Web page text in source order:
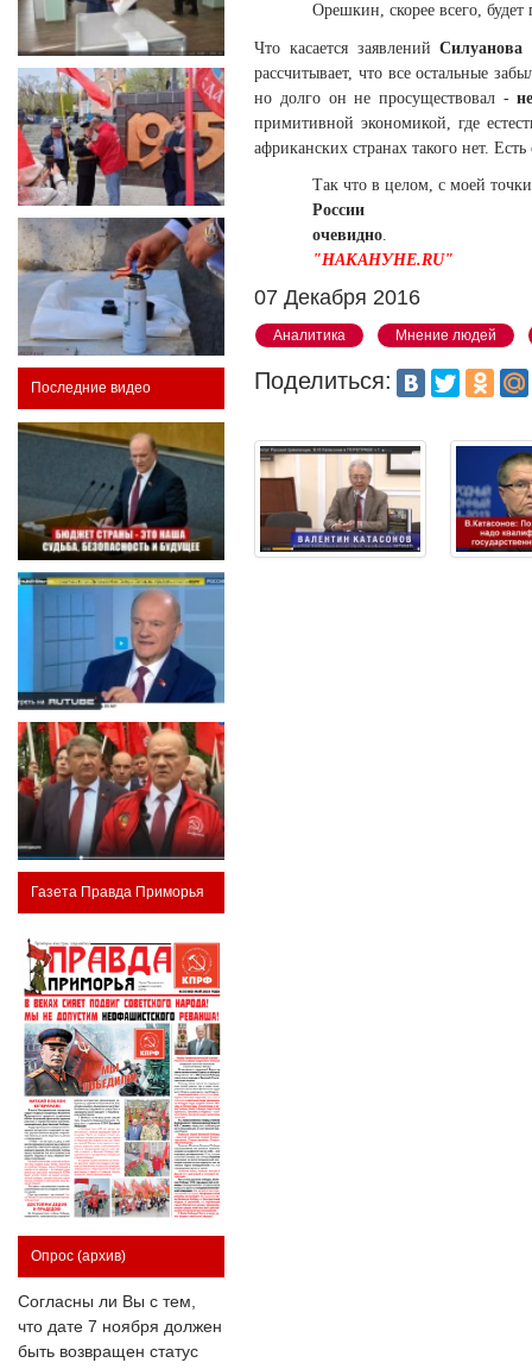
Последние видео
Газета Правда Приморья
Опрос (архив)
Согласны ли Вы с тем,
что дате 7 ноября должен
быть возвращен статус
Орешкин, скорее всего,
Что касается заявленийСилуанова
рассчитывает, что все остальные
но долго он не просуществовал -не
примитивной экономикой, где
африканских странах такого нет.
Так что в целом, с моей
очевидно
"НАКАНУНЕ.RU"
07 Декабря 2016
Аналитика Мнение людей
Поделиться: